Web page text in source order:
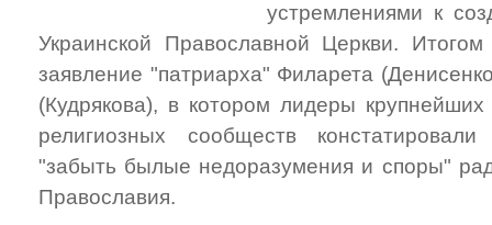
устремлениями к
Украинской Православной Церкви.
заявление "патриарха" Филарета
(Кудрякова), в котором лидеры крупнейших
религиозных сообществ
"забыть былые недоразумения и споры"
Православия.